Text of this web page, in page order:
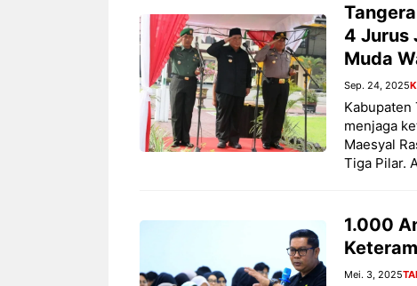
4 Jurus
Muda
Sep. 24, 2025
Kabupaten
menjaga
Maesyal
Tiga Pilar.
1.000
Mei. 3, 2025